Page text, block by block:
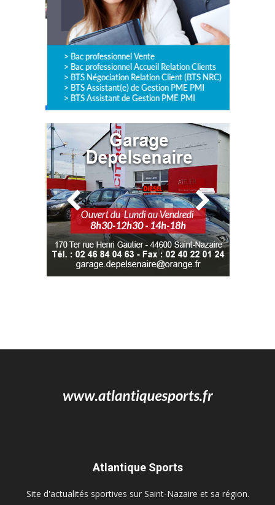
Atlantique Sports
Site d'actualités sportives sur Saint-Nazaire et sa région.